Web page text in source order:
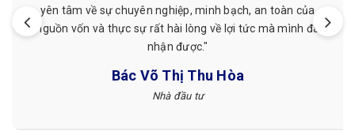
yên tâm về sự chuyên nghiệp, minh bạch, an toàn của
nguồn vốn và thực sự rất hài lòng về lợi tức mà mình đã
nhận được."
Bác Võ Thị Thu Hòa
Nhà đầu tư